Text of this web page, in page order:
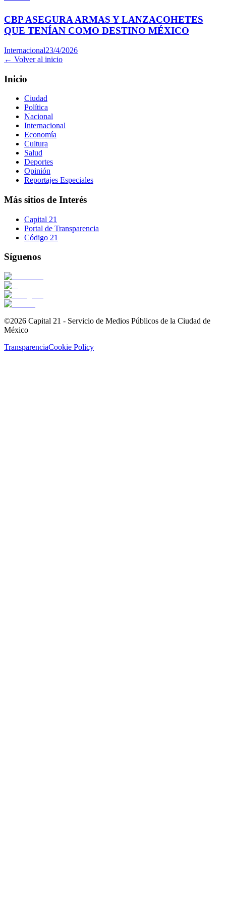
CBP ASEGURA ARMAS Y LANZACOHETES
QUE TENÍAN COMO DESTINO MÉXICO
Internacional23/4/2026
← Volver al inicio
Inicio
Ciudad
Política
Nacional
Internacional
Economía
Cultura
Salud
Deportes
Opinión
Reportajes Especiales
Más sitios de Interés
Capital 21
Portal de Transparencia
Código 21
Síguenos
©2026 Capital 21 - Servicio de Medios Públicos de la Ciudad de
México
TransparenciaCookie Policy